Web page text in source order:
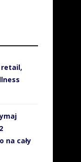
retail,
na cały